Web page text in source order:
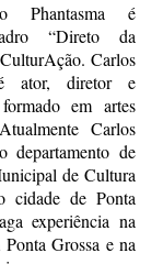
Phantasma é
“Direto da
Carlos
é ator, diretor e
em artes
Carlos
departamento de
de Cultura
cidade de Ponta
experiência na
Grossa e na